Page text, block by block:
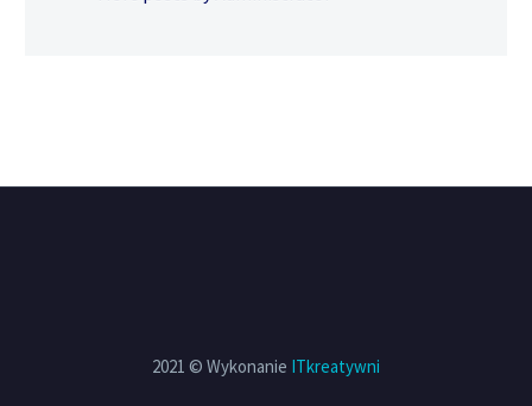
2021 © Wykonanie ITkreatywni